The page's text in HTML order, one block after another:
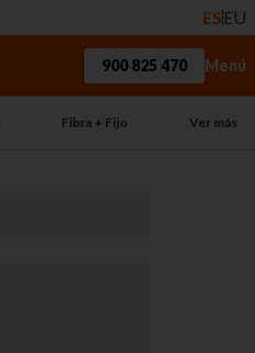
ES EU
900 825 470 Menú
Fibra + Fijo Ver más